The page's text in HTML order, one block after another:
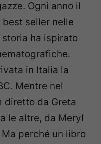
Ogni anno il
best seller nelle
ha ispirato
in Italia la
Mentre nel
diretto da Greta
le altre, da Meryl
perché un libro